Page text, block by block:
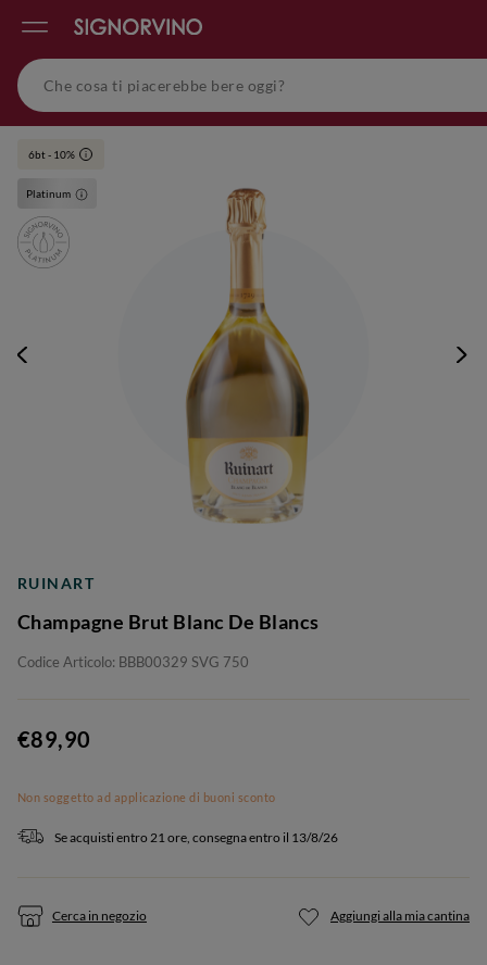
6bt - 10% i
Platinum
RUINART
Champagne Brut Blanc De Blancs
Codice Articolo: BBB00329 SVG 750
€89,90
Non soggetto ad applicazione di buoni sconto
Se acquisti entro 21 ore, consegna entro il 13/8/26
Cerca in negozio Aggiungi alla mia cantina